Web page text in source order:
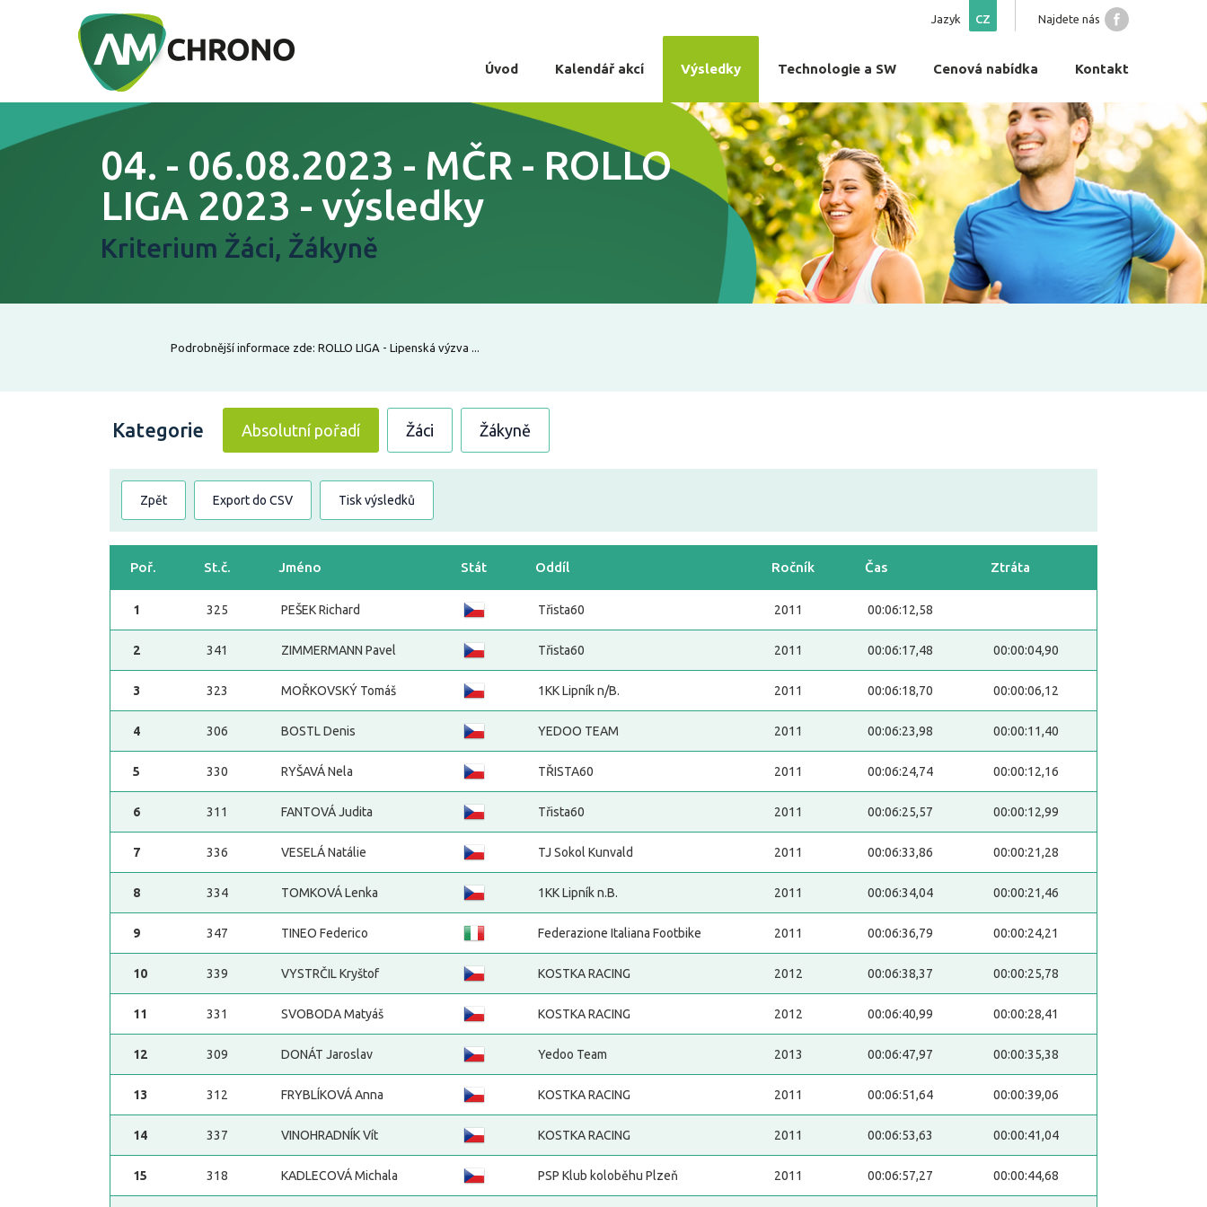
Najdete nás
Jazyk CZ
Úvod Kalendář akcí Výsledky Technologie a SW Cenová nabídka Kontakt
04. - 06.08.2023 - MČR - ROLLO
LIGA 2023 - výsledky
Kriterium Žáci, Žákyně
Podrobnější informace zde: ROLLO LIGA - Lipenská výzva ...
Kategorie Absolutní pořadí Žáci Žákyně
Zpět Export do CSV Tisk výsledků
Poř. St.č. Jméno Stát Oddíl Ročník Čas Ztráta
1 325 PEŠEK Richard Třista60 2011 00:06:12,58
2 341 ZIMMERMANN Pavel Třista60 2011 00:06:17,48 00:00:04,90
3 323 MOŘKOVSKÝ Tomáš 1KK Lipník n/B. 2011 00:06:18,70 00:00:06,12
4 306 BOSTL Denis YEDOO TEAM 2011 00:06:23,98 00:00:11,40
5 330 RYŠAVÁ Nela TŘISTA60 2011 00:06:24,74 00:00:12,16
6 311 FANTOVÁ Judita Třista60 2011 00:06:25,57 00:00:12,99
7 336 VESELÁ Natálie TJ Sokol Kunvald 2011 00:06:33,86 00:00:21,28
8 334 TOMKOVÁ Lenka 1KK Lipník n.B. 2011 00:06:34,04 00:00:21,46
9 347 TINEO Federico Federazione Italiana Footbike 2011 00:06:36,79 00:00:24,21
10 339 VYSTRČIL Kryštof KOSTKA RACING 2012 00:06:38,37 00:00:25,78
11 331 SVOBODA Matyáš KOSTKA RACING 2012 00:06:40,99 00:00:28,41
12 309 DONÁT Jaroslav Yedoo Team 2013 00:06:47,97 00:00:35,38
13 312 FRYBLÍKOVÁ Anna KOSTKA RACING 2011 00:06:51,64 00:00:39,06
14 337 VINOHRADNÍK Vít KOSTKA RACING 2011 00:06:53,63 00:00:41,04
15 318 KADLECOVÁ Michala PSP Klub koloběhu Plzeň 2011 00:06:57,27 00:00:44,68